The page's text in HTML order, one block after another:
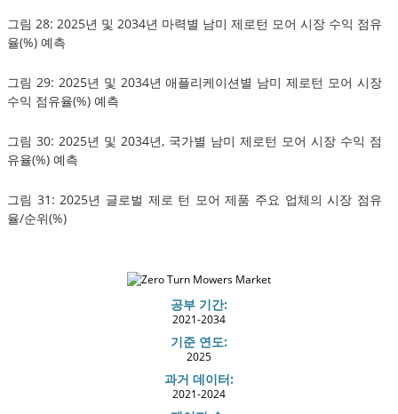
그림 28: 2025년 및 2034년 마력별 남미 제로턴 모어 시장 수익 점유
율(%) 예측
그림 29: 2025년 및 2034년 애플리케이션별 남미 제로턴 모어 시장
수익 점유율(%) 예측
그림 30: 2025년 및 2034년, 국가별 남미 제로턴 모어 시장 수익 점
유율(%) 예측
그림 31: 2025년 글로벌 제로 턴 모어 제품 주요 업체의 시장 점유
율/순위(%)
공부 기간:
2021-2034
기준 연도:
2025
과거 데이터:
2021-2024